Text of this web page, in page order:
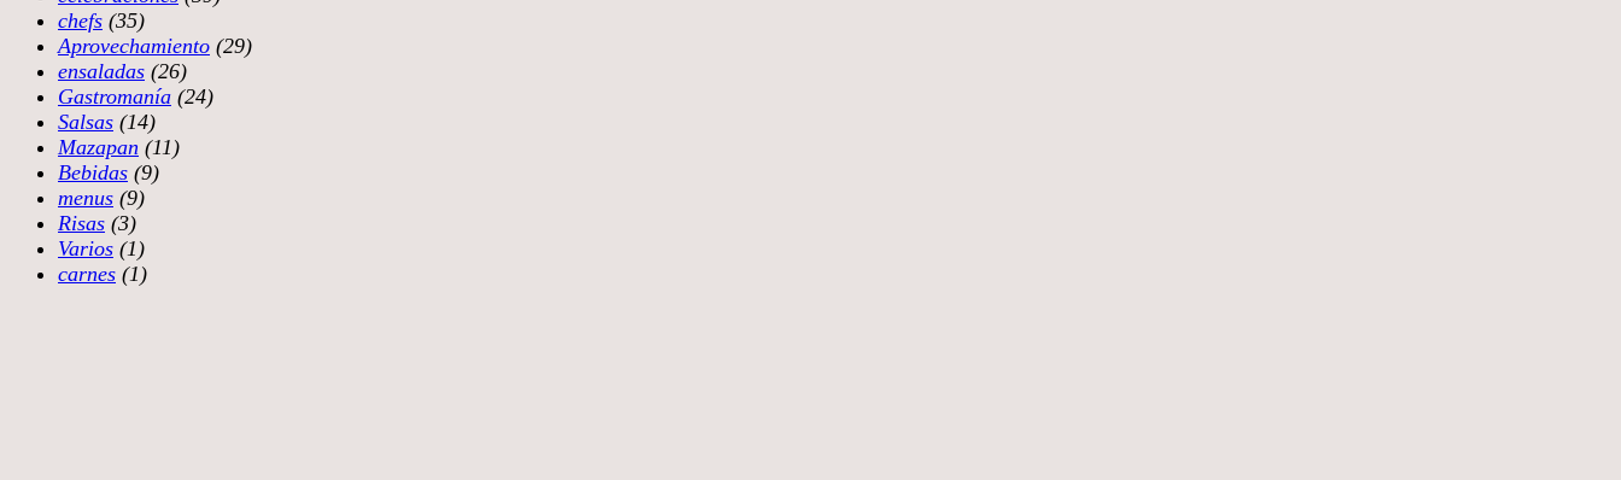
chefs (35)
Aprovechamiento (29)
ensaladas (26)
Gastromanía (24)
Salsas (14)
Mazapan (11)
Bebidas (9)
menus (9)
Risas (3)
Varios (1)
carnes (1)